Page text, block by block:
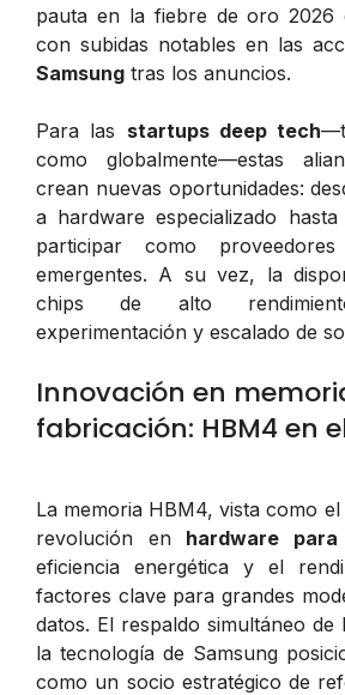
pauta en la fiebre de oro 2026
con subidas notables en las
Samsung tras los anuncios.
Para las startups deep tech
como globalmente—estas
crean nuevas oportunidades:
a hardware especializado
participar como
emergentes. A su vez, la
chips de alto
experimentación y escalado de
Innovación en
fabricación: HBM4 en
La memoria HBM4, vista como
revolución en hardware para
eficiencia energética y el
factores clave para grandes
datos. El respaldo simultáneo
la tecnología de Samsung
como un socio estratégico de